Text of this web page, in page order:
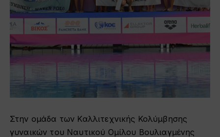
Στην ομάδα των Καλλιτεχνικής Κολύμβησης
γυναικών του Ναυτικού Ομίλου Βουλιαγμένης